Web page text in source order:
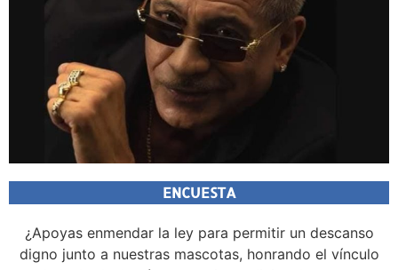
ENCUESTA
¿Apoyas enmendar la ley para permitir un descanso
digno junto a nuestras mascotas, honrando el vínculo